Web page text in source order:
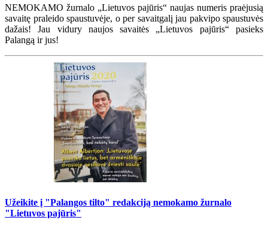
NEMOKAMO žurnalo „Lietuvos pajūris“ naujas numeris praėjusią
savaitę praleido spaustuvėje, o per savaitgalį jau pakvipo spaustuvės
dažais! Jau vidury naujos savaitės „Lietuvos pajūris“ pasieks
Palangą ir jus!
Užeikite į "Palangos tilto" redakciją nemokamo žurnalo
"Lietuvos pajūris"